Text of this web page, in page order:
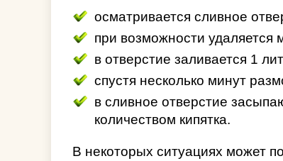
осматривается сливное
при возможности удаляется
в отверстие заливается 1
спустя несколько минут
в сливное отверстие
количеством кипятка.
В некоторых ситуациях может